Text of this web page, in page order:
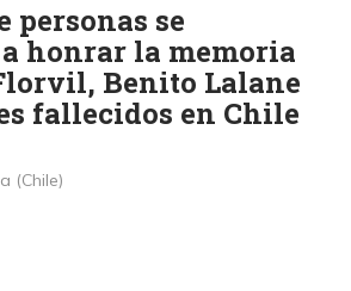
personas se
honrar la memoria
Benito Lalane
fallecidos en Chile
(Chile)